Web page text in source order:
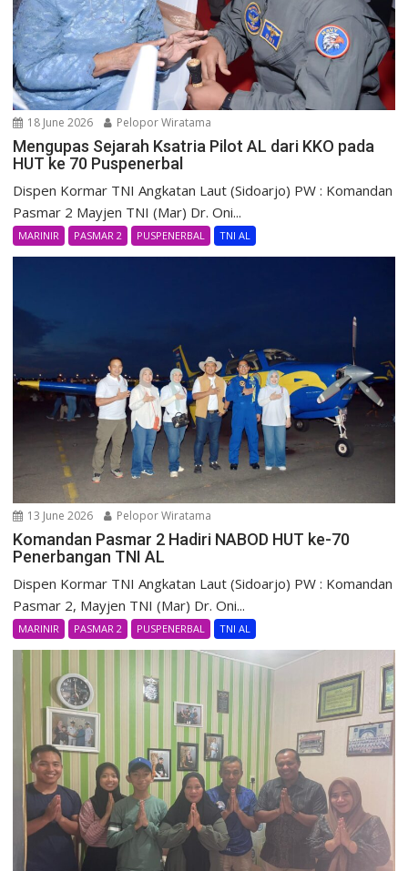
18 June 2026 Pelopor Wiratama
Mengupas Sejarah Ksatria Pilot AL dari KKO pada
HUT ke 70 Puspenerbal
Dispen Kormar TNI Angkatan Laut (Sidoarjo) PW : Komandan
Pasmar 2 Mayjen TNI (Mar) Dr. Oni...
MARINIR PASMAR 2 PUSPENERBAL TNI AL
13 June 2026 Pelopor Wiratama
Komandan Pasmar 2 Hadiri NABOD HUT ke-70
Penerbangan TNI AL
Dispen Kormar TNI Angkatan Laut (Sidoarjo) PW : Komandan
Pasmar 2, Mayjen TNI (Mar) Dr. Oni...
MARINIR PASMAR 2 PUSPENERBAL TNI AL